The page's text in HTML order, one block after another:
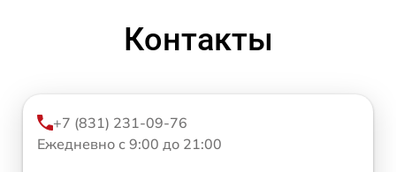
Контакты
+7 (831) 231-09-76
Ежедневно с 9:00 до 21:00